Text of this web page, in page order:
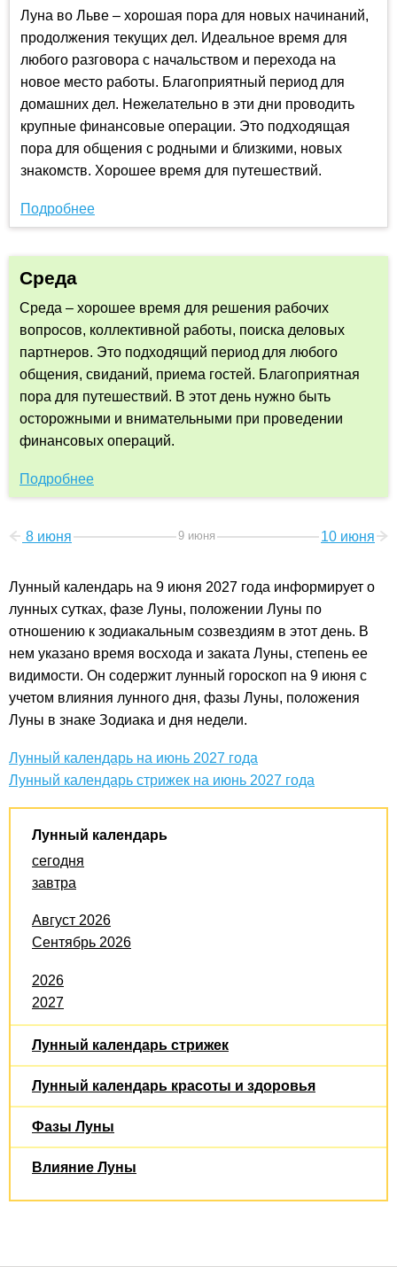
Луна во Льве – хорошая пора для новых начинаний,
продолжения текущих дел. Идеальное время для
любого разговора с начальством и перехода на
новое место работы. Благоприятный период для
домашних дел. Нежелательно в эти дни проводить
крупные финансовые операции. Это подходящая
пора для общения с родными и близкими, новых
знакомств. Хорошее время для путешествий.
Подробнее
Среда
Среда – хорошее время для решения рабочих
вопросов, коллективной работы, поиска деловых
партнеров. Это подходящий период для любого
общения, свиданий, приема гостей. Благоприятная
пора для путешествий. В этот день нужно быть
осторожными и внимательными при проведении
финансовых операций.
Подробнее
8 июня 9 июня 10 июня
Лунный календарь на 9 июня 2027 года информирует о
лунных сутках, фазе Луны, положении Луны по
отношению к зодиакальным созвездиям в этот день. В
нем указано время восхода и заката Луны, степень ее
видимости. Он содержит лунный гороскоп на 9 июня с
учетом влияния лунного дня, фазы Луны, положения
Луны в знаке Зодиака и дня недели.
Лунный календарь на июнь 2027 года
Лунный календарь стрижек на июнь 2027 года
Лунный календарь
сегодня
завтра
Август 2026
Сентябрь 2026
2026
2027
Лунный календарь стрижек
Лунный календарь красоты и здоровья
Фазы Луны
Влияние Луны